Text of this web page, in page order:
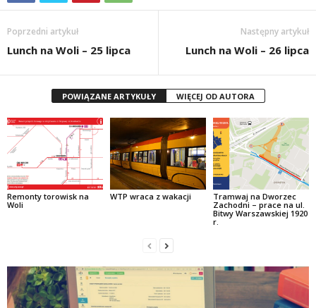
Poprzedni artykuł
Lunch na Woli – 25 lipca
Następny artykuł
Lunch na Woli – 26 lipca
POWIĄZANE ARTYKUŁY WIĘCEJ OD AUTORA
Remonty torowisk na
Woli
WTP wraca z wakacji
Tramwaj na Dworzec
Zachodni – prace na ul.
Bitwy Warszawskiej 1920
r.